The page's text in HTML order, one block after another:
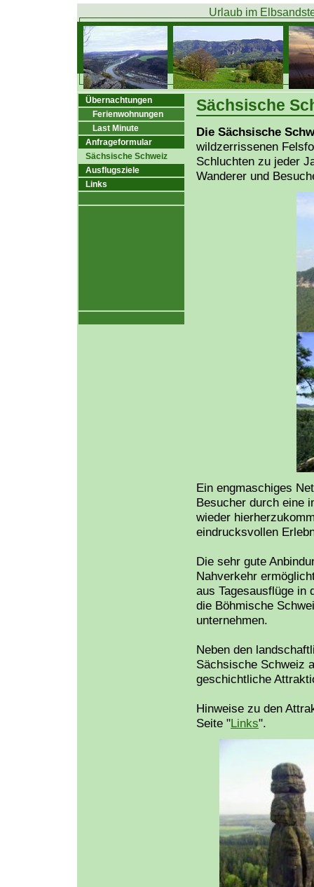
Urlaub im
Übernachtungen
Ferienwohnungen
Last Minute
Anfrageformular
Sächsische Schweiz
Ausflugsziele
Links
Sächsische
Die Sächsische
wildzerrissenen
Schluchten zu jeder
Wanderer und
Ein engmaschiges
Besucher durch eine
wieder
eindrucksvollen
Die sehr gute
Nahverkehr
aus Tagesausflüge in
die Böhmische
unternehmen.
Neben den
Sächsische Schweiz
geschichtliche
Hinweise zu den
Seite "Links".